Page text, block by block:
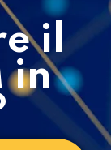
il
in